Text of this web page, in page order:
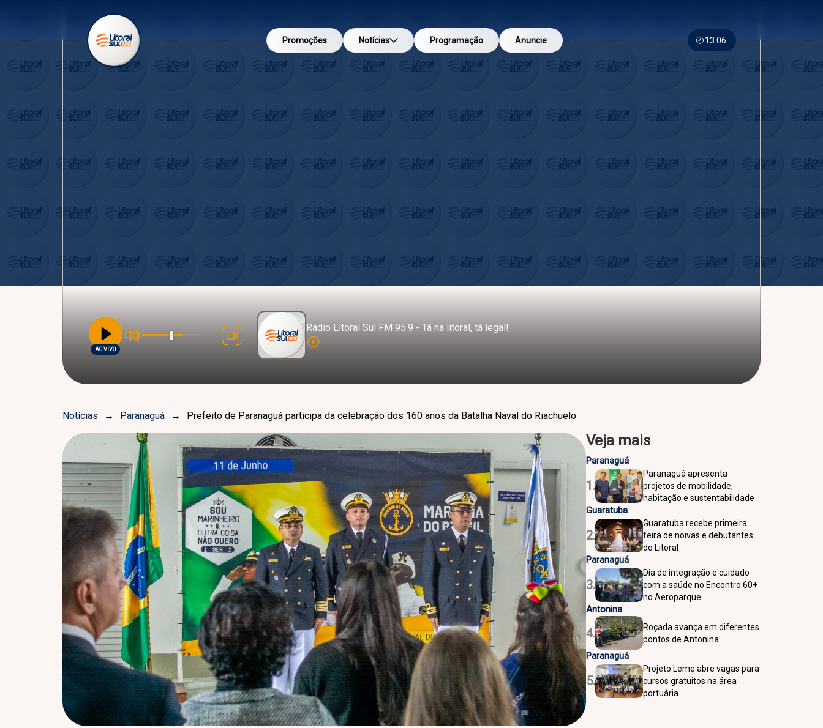
Promoções Notícias Programação Anuncie 13:06
AO VIVO
Rádio Litoral Sul FM 95.9 - Tá na litoral, tá legal!
Notícias → Paranaguá → Prefeito de Paranaguá participa da celebração dos 160 anos da Batalha Naval do Riachuelo
Veja mais
Paranaguá
1.
Paranaguá apresenta
projetos de mobilidade,
habitação e sustentabilidade
Guaratuba
2.
Guaratuba recebe primeira
feira de noivas e debutantes
do Litoral
Paranaguá
3.
Dia de integração e cuidado
com a saúde no Encontro 60+
no Aeroparque
Antonina
4.
Roçada avança em diferentes
pontos de Antonina
Paranaguá
5.
Projeto Leme abre vagas para
cursos gratuitos na área
portuária